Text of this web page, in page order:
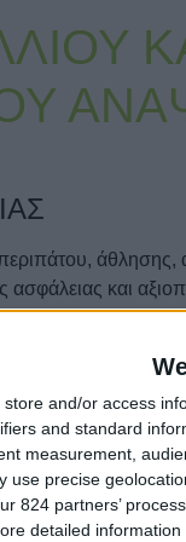
store and/or access
and standard
measurement,
use precise
824 partners’
detailed
και
ΙΣΟΖΥΓΙΟΥ
όργανα
και